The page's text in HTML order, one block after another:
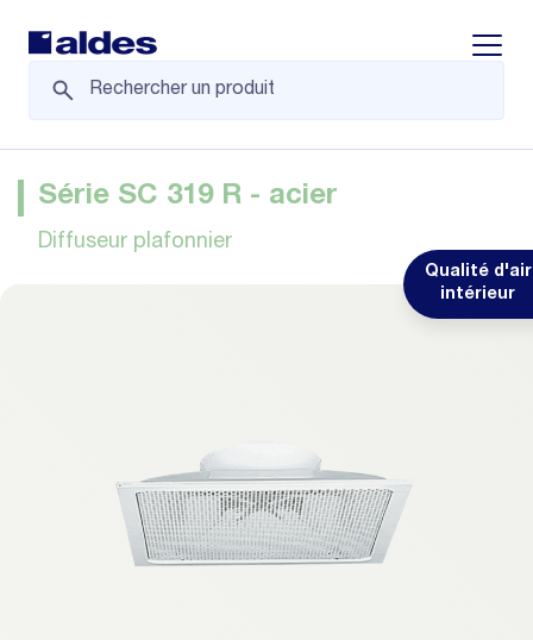
Qualité d'air
intérieur
Série SC 319 R - acier
Diffuseur plafonnier